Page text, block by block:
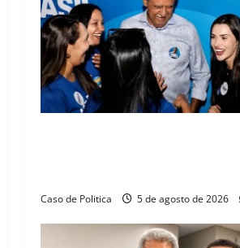
Caso de Politica 5 de agosto de 2026